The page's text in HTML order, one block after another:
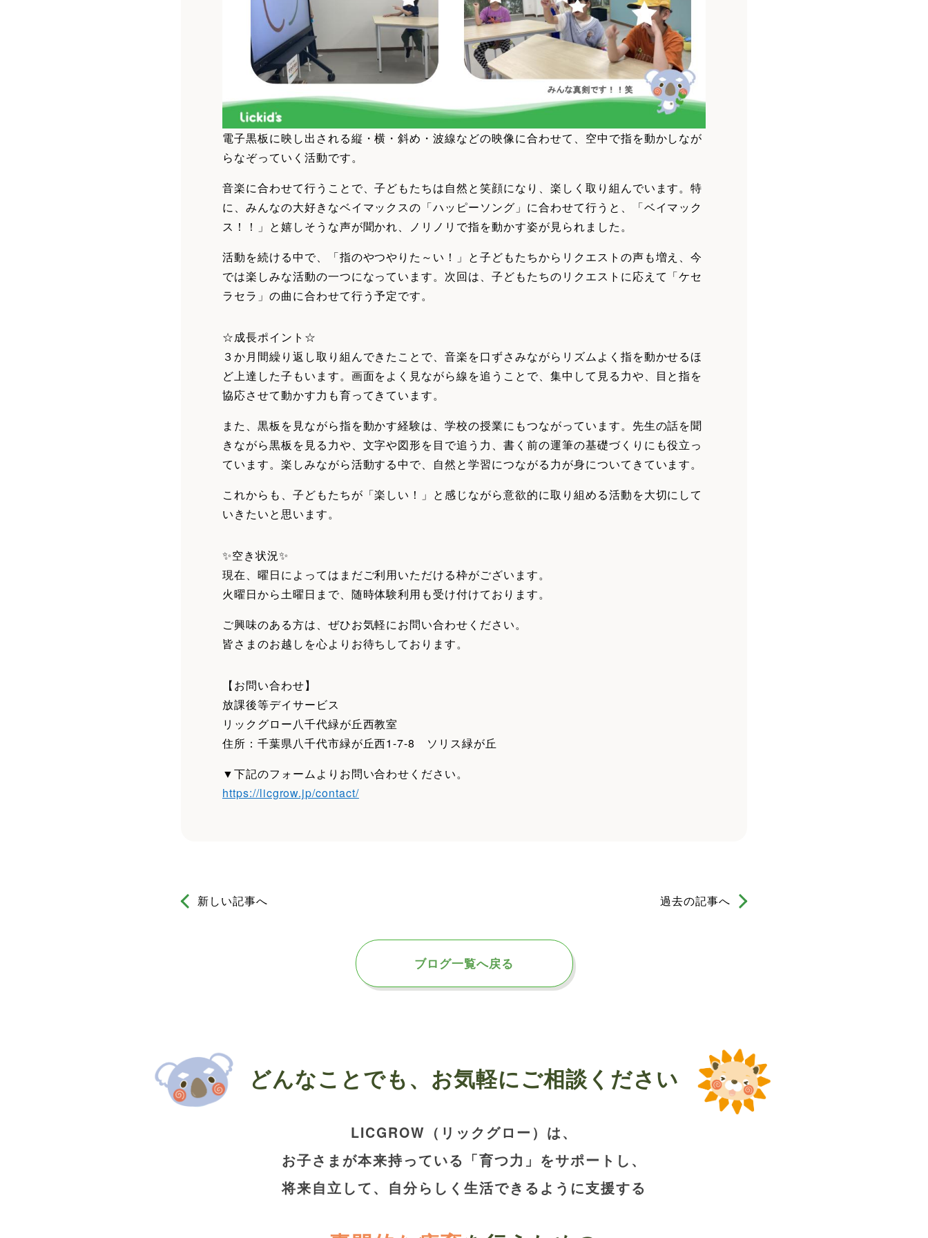
電子黒板に映し出される縦・横・斜め・波線などの映像に合わせて、空中で指を動かしなが
らなぞっていく活動です。
音楽に合わせて行うことで、子どもたちは自然と笑顔になり、楽しく取り組んでいます。特
に、みんなの大好きなベイマックスの「ハッピーソング」に合わせて行うと、「ベイマック
ス！！」と嬉しそうな声が聞かれ、ノリノリで指を動かす姿が見られました。
活動を続ける中で、「指のやつやりた～い！」と子どもたちからリクエストの声も増え、今
では楽しみな活動の一つになっています。次回は、子どもたちのリクエストに応えて「ケセ
ラセラ」の曲に合わせて行う予定です。
☆成長ポイント☆
３か月間繰り返し取り組んできたことで、音楽を口ずさみながらリズムよく指を動かせるほ
ど上達した子もいます。画面をよく見ながら線を追うことで、集中して見る力や、目と指を
協応させて動かす力も育ってきています。
また、黒板を見ながら指を動かす経験は、学校の授業にもつながっています。先生の話を聞
きながら黒板を見る力や、文字や図形を目で追う力、書く前の運筆の基礎づくりにも役立っ
ています。楽しみながら活動する中で、自然と学習につながる力が身についてきています。
これからも、子どもたちが「楽しい！」と感じながら意欲的に取り組める活動を大切にして
いきたいと思います。
✨空き状況✨
現在、曜日によってはまだご利用いただける枠がございます。
火曜日から土曜日まで、随時体験利用も受け付けております。
ご興味のある方は、ぜひお気軽にお問い合わせください。
皆さまのお越しを心よりお待ちしております。
【お問い合わせ】
放課後等デイサービス
リックグロー八千代緑が丘西教室
住所：千葉県八千代市緑が丘西1-7-8 ソリス緑が丘
▼下記のフォームよりお問い合わせください。
https://licgrow.jp/contact/
新しい記事へ 過去の記事へ
ブログ一覧へ戻る
どんなことでも、 お気軽にご相談ください
LICGROW（リックグロー）は、
お子さまが本来持っている「育つ力」をサポートし、
将来自立して、自分らしく生活できるように支援する